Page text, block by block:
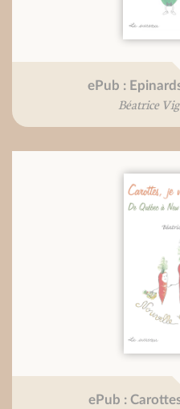
ePub :
Béatrice
ePub :